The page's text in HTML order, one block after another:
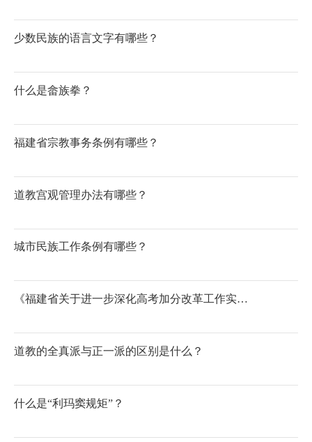
少数民族的语言文字有哪些？
什么是畲族拳？
福建省宗教事务条例有哪些？
道教宫观管理办法有哪些？
城市民族工作条例有哪些？
《福建省关于进一步深化高考加分改革工作实施方案》少数民族考生政策如何？
道教的全真派与正一派的区别是什么？
什么是“利玛窦规矩”？